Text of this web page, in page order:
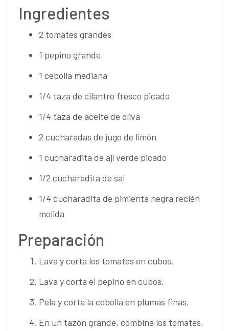
Ingredientes
2 tomates grandes
1 pepino grande
1 cebolla mediana
1/4 taza de cilantro fresco picado
1/4 taza de aceite de oliva
2 cucharadas de jugo de limón
1 cucharadita de ají verde picado
1/2 cucharadita de sal
1/4 cucharadita de pimienta negra recién
molida
Preparación
Lava y corta los tomates en cubos.
Lava y corta el pepino en cubos.
Pela y corta la cebolla en plumas finas.
En un tazón grande, combina los tomates,